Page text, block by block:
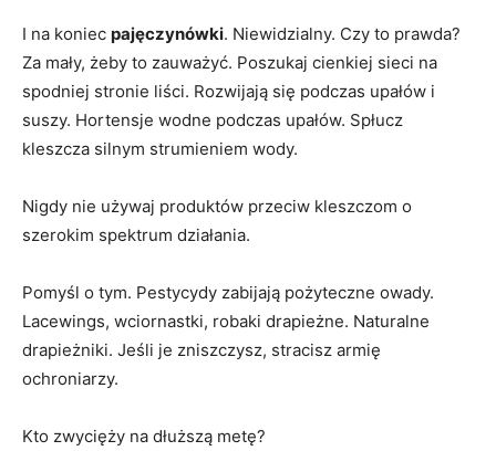
I na koniec pajęczynówki. Niewidzialny. Czy to prawda?
Za mały, żeby to zauważyć. Poszukaj cienkiej sieci na
spodniej stronie liści. Rozwijają się podczas upałów i
suszy. Hortensje wodne podczas upałów. Spłucz
kleszcza silnym strumieniem wody.
Nigdy nie używaj produktów przeciw kleszczom o
szerokim spektrum działania.
Pomyśl o tym. Pestycydy zabijają pożyteczne owady.
Lacewings, wciornastki, robaki drapieżne. Naturalne
drapieżniki. Jeśli je zniszczysz, stracisz armię
ochroniarzy.
Kto zwycięży na dłuższą metę?